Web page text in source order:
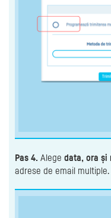
Pas 4. Alege data, ora și
adrese de email multiple.